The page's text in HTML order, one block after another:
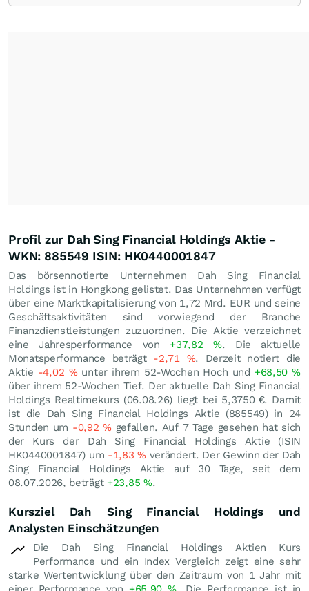
Profil zur Dah Sing Financial Holdings Aktie -
WKN: 885549 ISIN: HK0440001847
Das börsennotierte Unternehmen Dah Sing Financial
Holdings ist in Hongkong gelistet. Das Unternehmen verfügt
über eine Marktkapitalisierung von 1,72 Mrd. EUR und seine
Geschäftsaktivitäten sind vorwiegend der Branche
Finanzdienstleistungen zuzuordnen. Die Aktie verzeichnet
eine Jahresperformance von +37,82 %. Die aktuelle
Monatsperformance beträgt -2,71 %. Derzeit notiert die
Aktie -4,02 %unter ihrem 52-Wochen Hoch und +68,50%
über ihrem 52-Wochen Tief. Der aktuelle Dah Sing Financial
Holdings Realtimekurs (06.08.26) liegt bei 5,3750 €. Damit
ist die Dah Sing Financial Holdings Aktie (885549) in 24
Stunden um -0,92%gefallen. Auf 7 Tage gesehen hat sich
der Kurs der Dah Sing Financial Holdings Aktie (ISIN
HK0440001847) um -1,83%verändert. Der Gewinn der Dah
Sing Financial Holdings Aktie auf 30 Tage, seit dem
08.07.2026, beträgt +23,85 %.
Kursziel Dah Sing Financial Holdings und
Analysten Einschätzungen
Die Dah Sing Financial Holdings Aktien Kurs
Performance und ein Index Vergleich zeigt eine sehr
starke Wertentwicklung über den Zeitraum von 1 Jahr mit